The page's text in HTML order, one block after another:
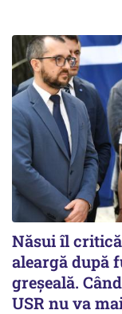
Năsui îl
aleargă după
greșeală.
USR nu va